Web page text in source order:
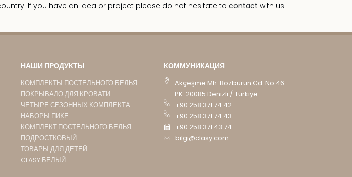
If you have an idea or project please do not hesitate to contact with us.
НАШИ ПРОДУКТЫ
КОМПЛЕКТЫ ПОСТЕЛЬНОГО БЕЛЬЯ
ПОКРЫВАЛО ДЛЯ КРОВАТИ
ЧЕТЫРЕ СЕЗОННЫХ КОМПЛЕКТА
НАБОРЫ ПИКЕ
КОМПЛЕКТ ПОСТЕЛЬНОГО БЕЛЬЯ
ПОДРОСТКОВЫЙ
ТОВАРЫ ДЛЯ ДЕТЕЙ
CLASY БЕЛЫЙ
КОММУНИКАЦИЯ
Akçeşme Mh. Bozburun Cd. No:46
PK. 20085 Denizli / Türkiye
+90 258 371 74 42
+90 258 371 74 43
+90 258 371 43 74
bilgi@clasy.com